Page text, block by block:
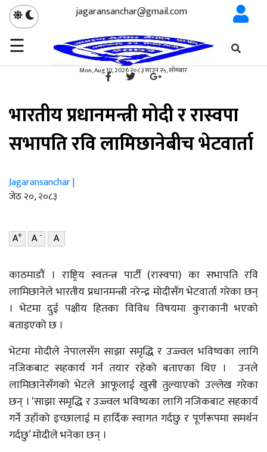
jagaransanchar@gmail.com
☰
Mon, Aug 10, 2026 २०८३ साउन २५, सोमबार
×
गृहपृष्ठ विश्व
विश्व
भारतीय प्रधानमन्त्री मोदी र रास्वपा
सभापति रवि लामिछानेबीच भेटवार्ता
Jagaransanchar |
जेठ २०, २०८३
A+ A- A
काठमाडौं । राष्ट्रिय स्वतन्त्र पार्टी (रास्वपा) का सभापति रवि
लामिछानेले भारतीय प्रधानमन्त्री नरेन्द्र मोदीसँग भेटवार्ता गरेका छन्
। भेटमा दुई पक्षीय हितका विविध विषयमा कुराकानी भएको
बताइएको छ ।
भेटमा मोदीले नेपालसँग साझा समृद्धि र उज्ज्वल भविष्यका लागि
नजिकबाट सहकार्य गर्न तयार रहेको बताएका थिए । उनले
लामिछानेसँगको भेटले आफूलाई खुसी तुल्याएको उल्लेख गरेका
छन् । ‘साझा समृद्धि र उज्ज्वल भविष्यका लागि नजिकबाट सहकार्य
गर्ने उहाँको इच्छालाई म हार्दिक स्वागत गर्दछु र पूर्णरूपमा समर्थन
गर्दछु’ मोदीले भनेका छन् ।